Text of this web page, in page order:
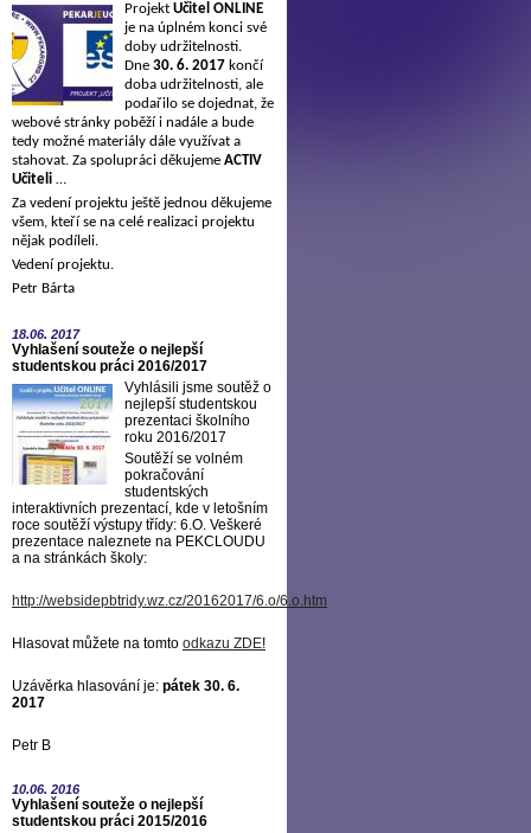
Projekt Učitel ONLINE
je na úplném konci své
doby udržitelnosti.
Dne 30. 6. 2017 končí
doba udržitelnosti, ale
podařilo se dojednat, že
webové stránky poběží i nadále a bude
tedy možné materiály dále využívat a
stahovat. Za spolupráci děkujeme ACTIV
Učiteli …
Za vedení projektu ještě jednou děkujeme
všem, kteří se na celé realizaci projektu
nějak podíleli.
Vedení projektu.
Petr Bárta
18.06. 2017
Vyhlašení souteže o nejlepší
studentskou práci 2016/2017
Vyhlásili jsme soutěž o
nejlepší studentskou
prezentaci školního
roku 2016/2017
Soutěží se volném
pokračování
studentských
interaktivních prezentací, kde v letošním
roce soutěží výstupy třídy: 6.O. Veškeré
prezentace naleznete na PEKCLOUDU
a na stránkách školy:
http://websidepbtridy.wz.cz/20162017/6.o/6.o.htm
Hlasovat můžete na tomto odkazu ZDE!
Uzávěrka hlasování je: pátek 30. 6.
2017
Petr B
10.06. 2016
Vyhlašení souteže o nejlepší
studentskou práci 2015/2016